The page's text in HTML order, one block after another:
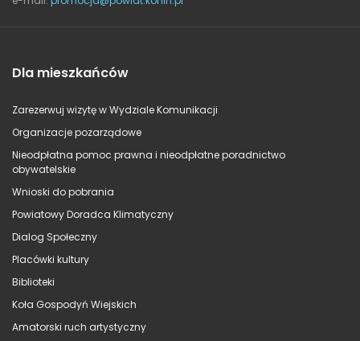
Dla mieszkańców
Zarezerwuj wizytę w Wydziale Komunikacji
Organizacje pozarządowe
Nieodpłatna pomoc prawna i nieodpłatne poradnictwo
obywatelskie
Wnioski do pobrania
Powiatowy Doradca Klimatyczny
Dialog Społeczny
Placówki kultury
Biblioteki
Koła Gospodyń Wiejskich
Amatorski ruch artystyczny